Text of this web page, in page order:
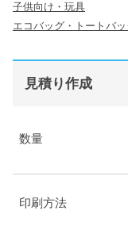
子供向け・玩具
エコバッグ・トートバ
見積り作成
数量
印刷方法